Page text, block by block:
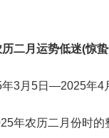
二月运势低迷(惊
3月5日—2025年4
农历二月份时的